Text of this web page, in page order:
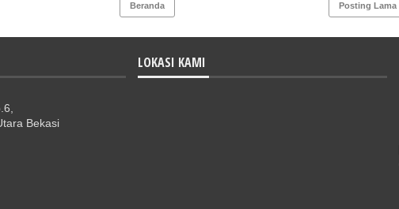
Posting Lama
Beranda
Bekasi
LOKASI KAMI